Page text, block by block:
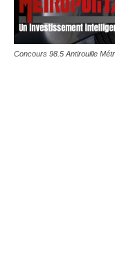
Concours 98.5 Antirouille